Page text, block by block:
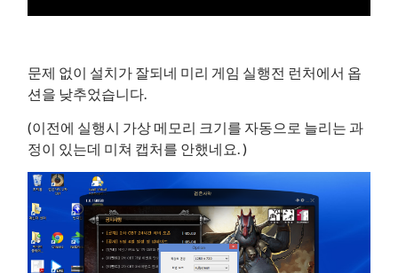
문제 없이 설치가 잘되네 미리 게임 실행전 런처에서 옵
션을 낮추었습니다.
(이전에 실행시 가상 메모리 크기를 자동으로 늘리는 과
정이 있는데 미쳐 캡처를 안했네요. )